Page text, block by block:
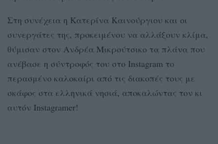
Στη συνέχεια η Κατερίνα Καινούργιου και οι
συνεργάτες της, προκειμένου να αλλάξουν κλίμα,
θύμισαν στον Ανδρέα Μικρούτσικο τα πλάνα που
ανέβασε η σύντροφός του στο Instagram το
περασμένο καλοκαίρι από τις διακοπές τους με
σκάφος στα ελληνικά νησιά, αποκαλώντας τον κι
αυτόν Instagramer!